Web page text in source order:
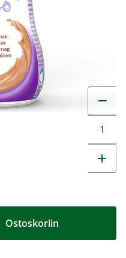
Ostoskoriin